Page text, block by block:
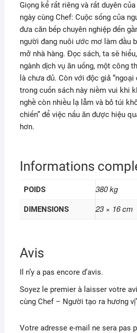
Giọng kể rất riêng và rất duyên
ngày cùng Chef: Cuộc sống của
đưa căn bếp chuyên nghiệp đến
người đang nuôi ước mơ làm đầu
mở nhà hàng. Đọc sách, ta sẽ
ngành dịch vụ ăn uống, một công
là chưa đủ. Còn với độc giả “ngoại
trong cuốn sách này niềm vui khi
nghề còn nhiều lạ lẫm và bỏ túi
chiến” để việc nấu ăn được hiệu
hơn.
Informations
POIDS 380 kg
DIMENSIONS 23 × 16 cm
Avis
Il n’y a pas encore d’avis.
Soyez le premier à laisser votre
cùng Chef – Người tạo ra hương
Votre adresse e-mail ne sera pas